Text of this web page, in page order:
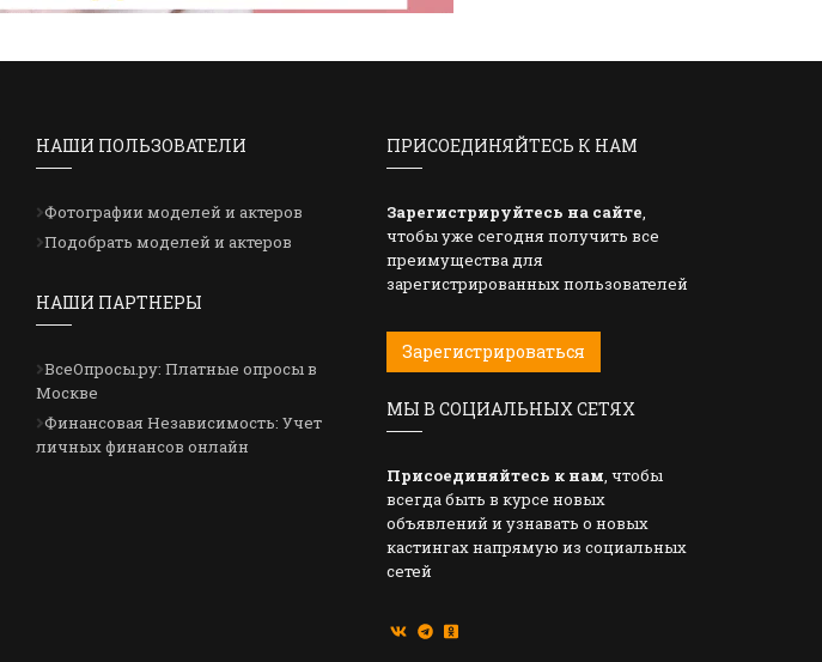
НАШИ ПОЛЬЗОВАТЕЛИ
Фотографии моделей и актеров
Подобрать моделей и актеров
НАШИ ПАРТНЕРЫ
ВсеОпросы.ру: Платные опросы в
Москве
Финансовая Независимость: Учет
личных финансов онлайн
ПРИСОЕДИНЯЙТЕСЬ К НАМ
Зарегистрируйтесь на сайте,
чтобы уже сегодня получить все
преимущества для
зарегистрированных пользователей
Зарегистрироваться
МЫ В СОЦИАЛЬНЫХ СЕТЯХ
Присоединяйтесь к нам, чтобы
всегда быть в курсе новых
объявлений и узнавать о новых
кастингах напрямую из социальных
сетей